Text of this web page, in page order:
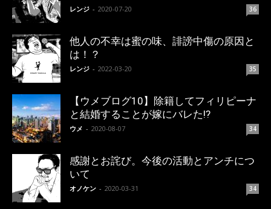
レンジ - 2020-07-20 36
他人の不幸は蜜の味、誹謗中傷の原因と
は！？
レンジ - 2022-03-20 35
【ウメブログ10】除籍してフィリピーナ
と結婚することが嫁にバレた!?
ウメ - 2020-08-07 34
感謝とお詫び。今後の活動とアンチにつ
いて
オノケン - 2020-03-31 34